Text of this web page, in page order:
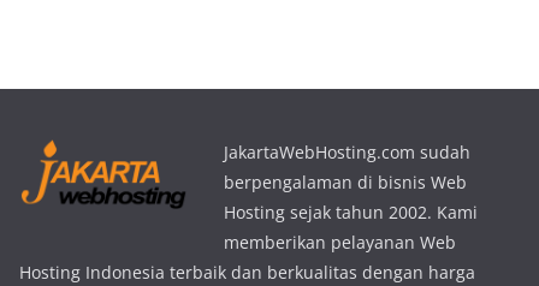
JakartaWebHosting.com sudah
berpengalaman di bisnis Web
Hosting sejak tahun 2002. Kami
memberikan pelayanan Web
Hosting Indonesia terbaik dan berkualitas dengan harga